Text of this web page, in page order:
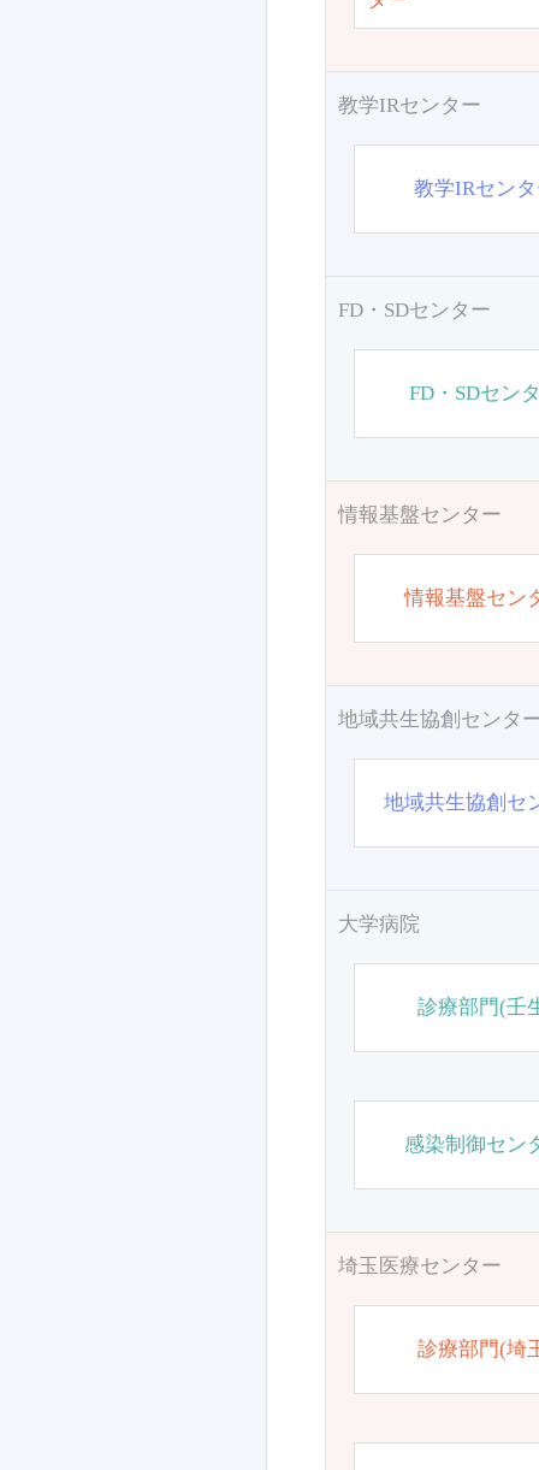
教学IRセンター
教学IRセン
FD・SDセンター
FD・SDセン
情報基盤センター
情報基盤セン
地域共生協創センタ
地域共生協創セ
大学病院
診療部門(壬
感染制御セン
埼玉医療センター
診療部門(埼